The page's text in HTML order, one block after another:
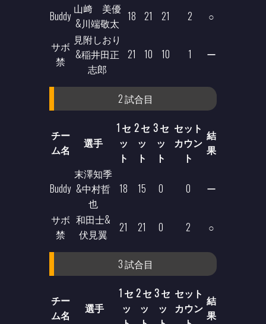
Buddy
山﨑 美優
&川端敬太
18 21 21 2 ○
サボ
禁
見附しおり
&稲井田正
志郎
21 10 10 1 ー
2 試合目
チー
ム名
選手
1 セ
ッ
ト
2 セ
ッ
ト
3 セ
ッ
ト
セット
カウン
ト
結
果
Buddy
末澤知季
&中村哲
也
18 15 0 0 ー
サボ
禁
和田士&
伏見翼
21 21 0 2 ○
3 試合目
チー
ム名
選手
1 セ
ッ
2 セ
ッ
3 セ
ッ
セット
カウン
結
果